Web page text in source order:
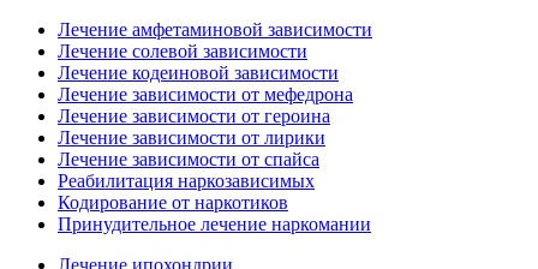
Лечение амфетаминовой зависимости
Лечение солевой зависимости
Лечение кодеиновой зависимости
Лечение зависимости от мефедрона
Лечение зависимости от героина
Лечение зависимости от лирики
Лечение зависимости от спайса
Реабилитация наркозависимых
Кодирование от наркотиков
Принудительное лечение наркомании
Лечение ипохондрии